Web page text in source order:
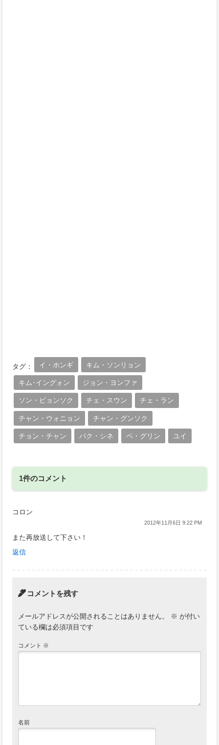
タグ： イ・ホンギ キム・ソンリョン
キム･イングォン ジョン・ヨンファ
ソン・ビョンソク チェ・スウン チェ・ラン
チャン・ウォニョン チャン・グンソク
チョン・チャン パク・シネ ペ・グリン ユイ
1件のコメント
コロン
2012年11月6日 9:22 PM
また再放送して下さい！
返信
コメントを残す
メールアドレスが公開されることはありません。 ※ が付い
ている欄は必須項目です
コメント ※
名前